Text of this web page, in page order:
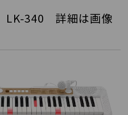
LK-340 詳細は画像